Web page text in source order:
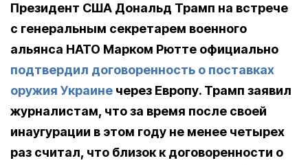
Президент США Дональд Трамп на встрече
с генеральным секретарем военного
альянса НАТО Марком Рютте официально
подтвердил договоренность о поставках
оружия Украине через Европу. Трамп заявил
журналистам, что за время после своей
инаугурации в этом году не менее четырех
раз считал, что близок к договоренности о